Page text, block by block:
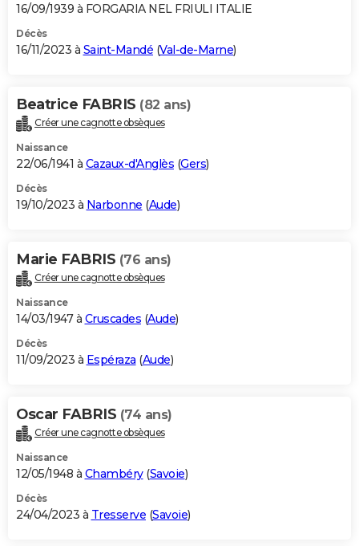
16/09/1939 à FORGARIA NEL FRIULI ITALIE
Décès
16/11/2023 à Saint-Mandé (Val-de-Marne)
Beatrice FABRIS (82 ans)
Créer une cagnotte obsèques
Naissance
22/06/1941 à Cazaux-d'Anglès (Gers)
Décès
19/10/2023 à Narbonne (Aude)
Marie FABRIS (76 ans)
Créer une cagnotte obsèques
Naissance
14/03/1947 à Cruscades (Aude)
Décès
11/09/2023 à Espéraza (Aude)
Oscar FABRIS (74 ans)
Créer une cagnotte obsèques
Naissance
12/05/1948 à Chambéry(Savoie)
Décès
24/04/2023 à Tresserve (Savoie)